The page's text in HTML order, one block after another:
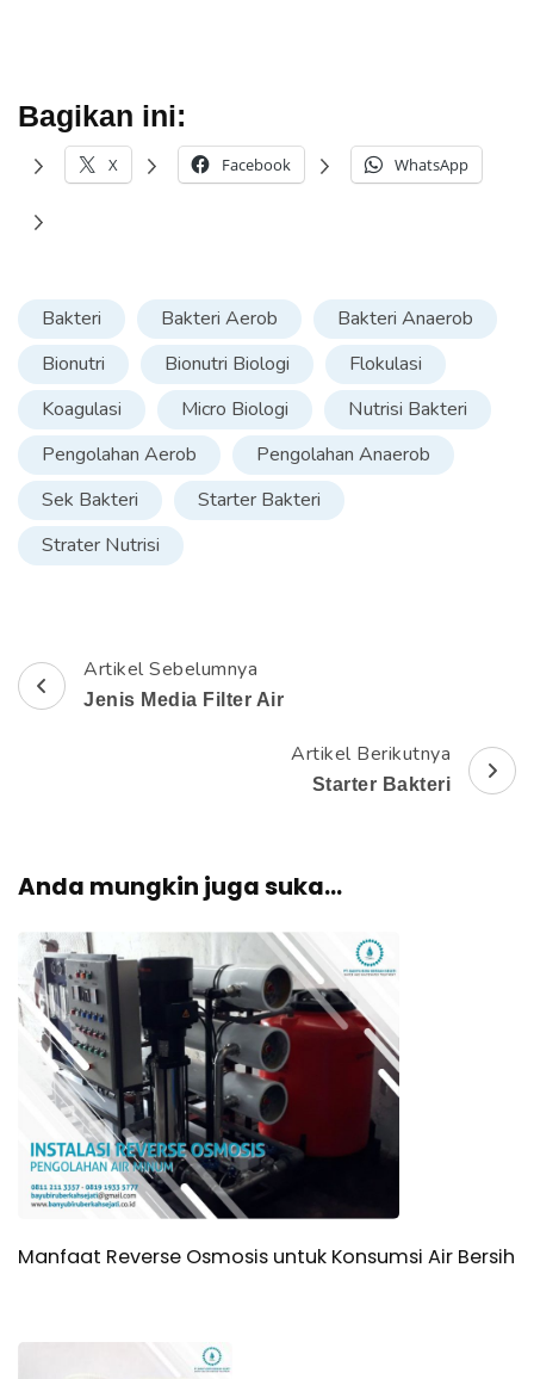
Bagikan ini:
X Facebook WhatsApp
Bakteri Bakteri Aerob
Bakteri Anaerob
Bionutri
Bionutri Biologi
Flokulasi
Koagulasi
Micro Biologi
Nutrisi Bakteri
Pengolahan Aerob
Pengolahan Anaerob
Sek Bakteri
Starter Bakteri
Strater Nutrisi
N
g
s
i
i
e
Artikel Sebelumnya
Jenis Media Filter Air
Artikel Berikutnya
Starter Bakteri
Anda mungkin juga suka...
Manfaat Reverse Osmosis untuk Konsumsi Air Bersih